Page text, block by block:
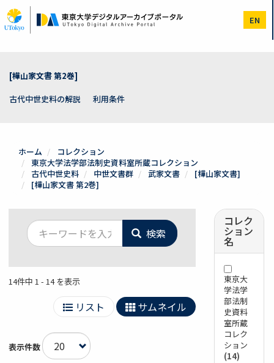
イ
ン
EN
[樺山家文書 第2巻]
古代中世史料の解説
利用条件
ホーム
コレクション
東京大学法学部法制史資料室所蔵コレクション
古代中世史料
中世文書群 武家文書
[樺山家文書]
[樺山家文書 第2巻]
検索
14件中 1 - 14 を表示
リスト サムネイル
表示件数
コレク
ション
名
東京大
学法学
部法制
史資料
室所蔵
コレク
ション
(14)